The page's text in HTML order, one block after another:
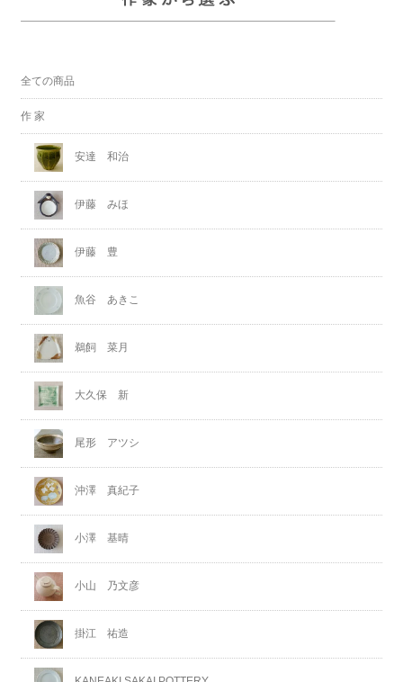
全ての商品
作 家
安達 和治
伊藤 みほ
伊藤 豊
魚谷 あきこ
鵜飼 菜月
大久保 新
尾形 アツシ
沖澤 真紀子
小澤 基晴
小山 乃文彦
掛江 祐造